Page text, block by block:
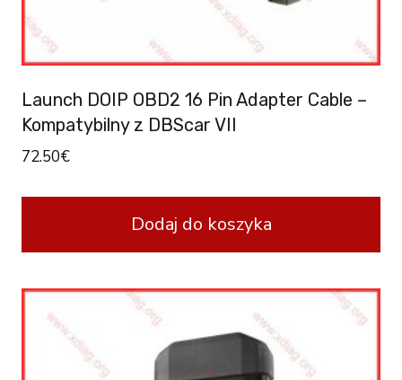
Launch DOIP OBD2 16 Pin Adapter Cable –
Kompatybilny z DBScar VII
72.50€
Dodaj do koszyka